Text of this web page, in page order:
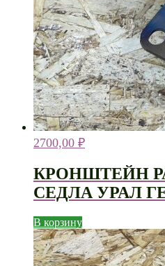
2700,00 ₽
КРОНШТЕЙН
СЕДЛА УРАЛ
В корзину